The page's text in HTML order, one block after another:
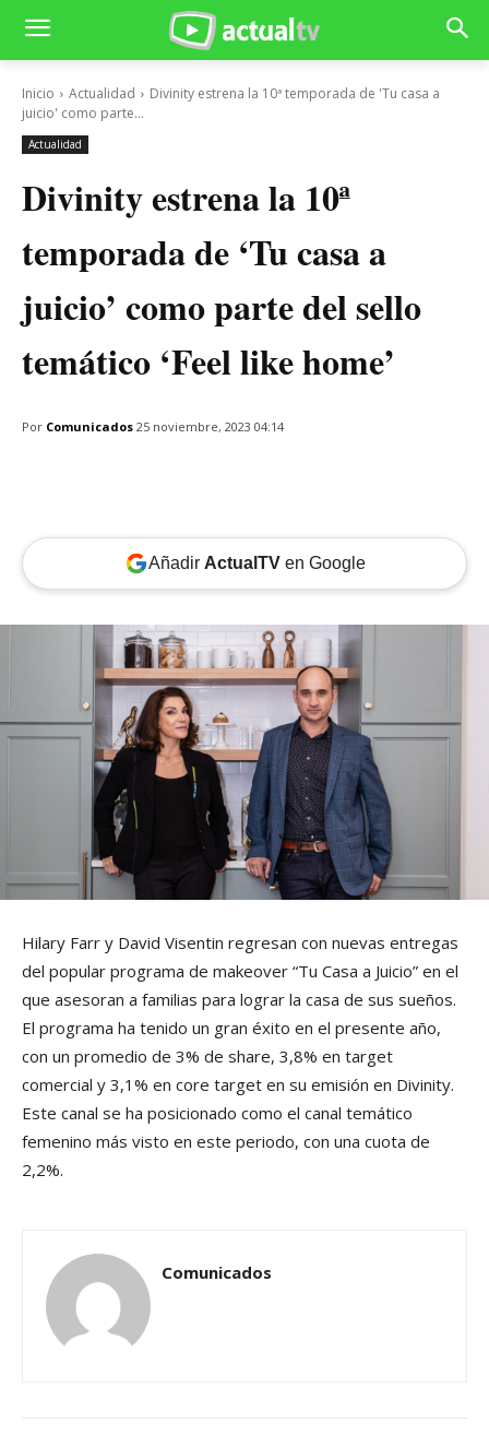
Inicio Actualidad
Divinity estrena la 10ª temporada de 'Tu casa a
juicio' como parte...
Actualidad
Divinity estrena la 10ª
temporada de ‘Tu casa a
juicio’ como parte del sello
temático ‘Feel like home’
Por Comunicados 25 noviembre, 2023 04:14
Añadir ActualTVen Google
Hilary Farr y David Visentin regresan con nuevas entregas
del popular programa de makeover “Tu Casa a Juicio” en el
que asesoran a familias para lograr la casa de sus sueños.
El programa ha tenido un gran éxito en el presente año,
con un promedio de 3% de share, 3,8% en target
comercial y 3,1% en core target en su emisión en Divinity.
Este canal se ha posicionado como el canal temático
femenino más visto en este periodo, con una cuota de
2,2%.
Comunicados